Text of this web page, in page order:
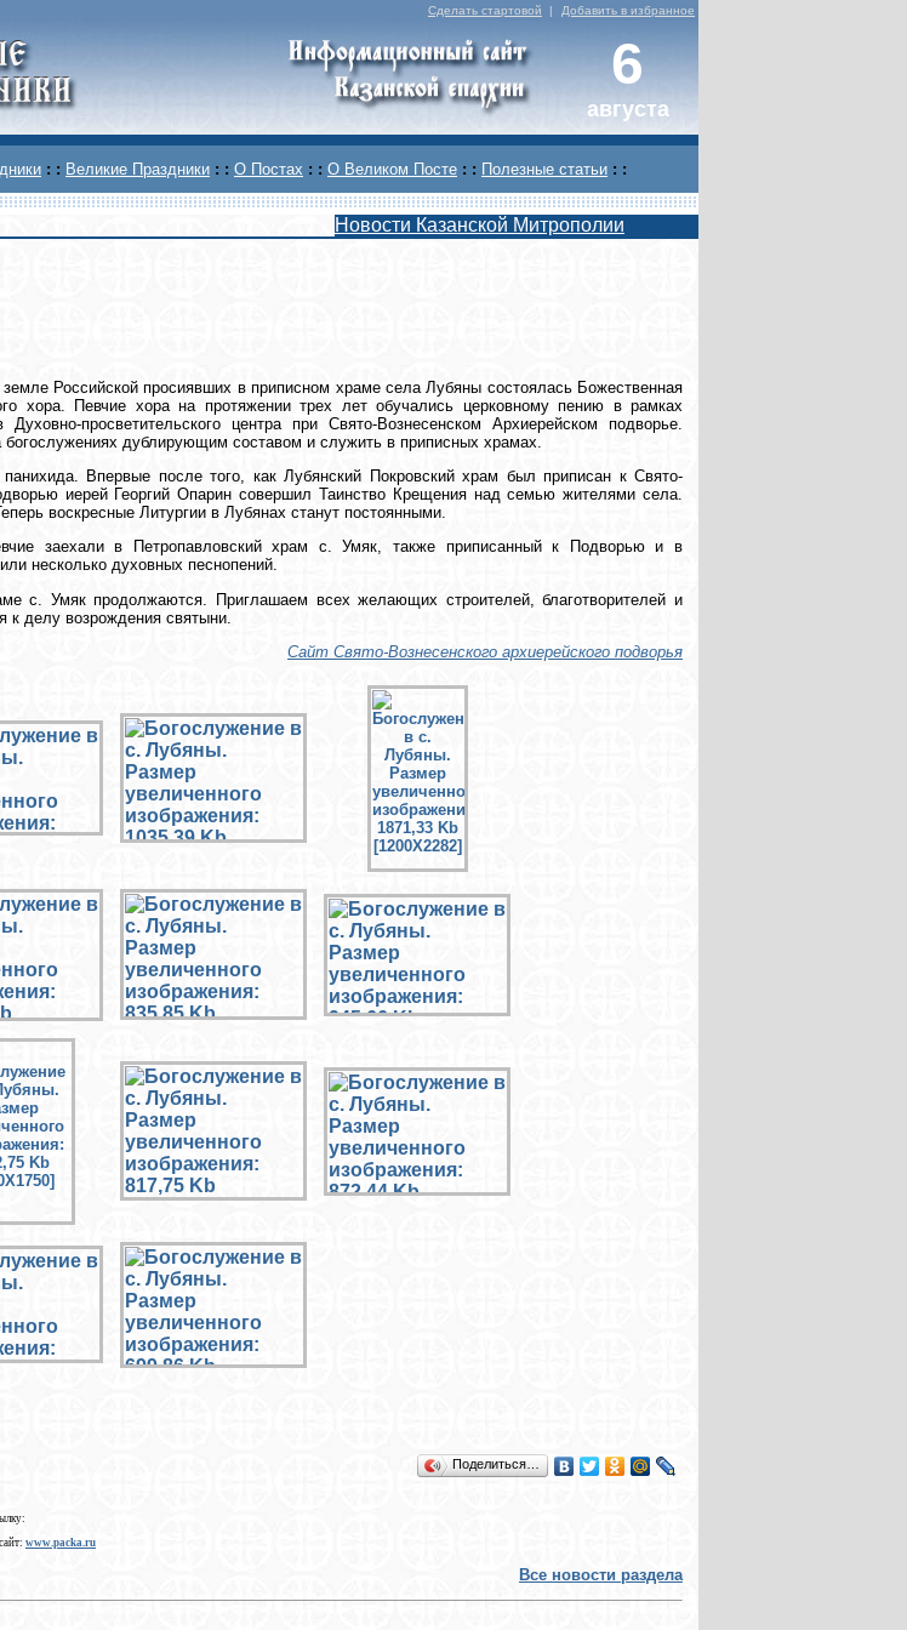
Сделать стартовой | Добавить в избранное
6
августа
: : Великие Праздники : : О Постах : : О Великом Посте : : Полезные статьи : :
Новости Казанской Митрополии
Российской просиявших в приписном храме села Лубяны состоялась Божественная
хора. Певчие хора на протяжении трех лет обучались церковному пению в рамках
просветительского центра при Свято-Вознесенском Архиерейском подворье.
богослужениях дублирующим составом и служить в приписных храмах.
Впервые после того, как Лубянский Покровский храм был приписан к Свято-
иерей Георгий Опарин совершил Таинство Крещения над семью жителями села.
воскресные Литургии в Лубянах станут постоянными.
заехали в Петропавловский храм с. Умяк, также приписанный к Подворью и в
несколько духовных песнопений.
с. Умяк продолжаются. Приглашаем всех желающих строителей, благотворителей и
к делу возрождения святыни.
Сайт Свято-Вознесенского архиерейского подворья
Поделиться…
www.packa.ru
Все новости раздела